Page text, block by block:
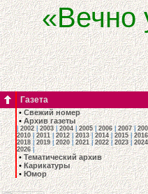
«Вечно
Газета
•Свежий номер
•Архив газеты
|2002|2003|2004|2005|2006|2007|
2010|2011|2012|2013|2014| 2015|2016
2018|2019|2020|2021|2022|2023|2024
2026|
•Тематический архив
•Карикатуры
•Юмор